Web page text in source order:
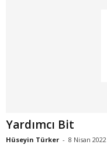
Yardımcı Bit
Hüseyin Türker - 8 Nisan 2022